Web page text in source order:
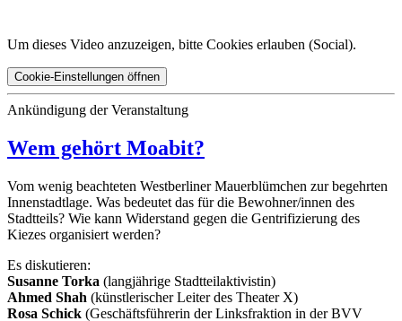
Um dieses Video anzuzeigen, bitte Cookies erlauben (Social).
Cookie-Einstellungen öffnen
Ankündigung der Veranstaltung
Wem gehört Moabit?
Vom wenig beachteten Westberliner Mauerblümchen zur begehrten
Innenstadtlage. Was bedeutet das für die Bewohner/innen des
Stadtteils? Wie kann Widerstand gegen die Gentrifizierung des
Kiezes organisiert werden?
Es diskutieren:
Susanne Torka (langjährige Stadtteilaktivistin)
Ahmed Shah (künstlerischer Leiter des Theater X)
Rosa Schick (Geschäftsführerin der Linksfraktion in der BVV